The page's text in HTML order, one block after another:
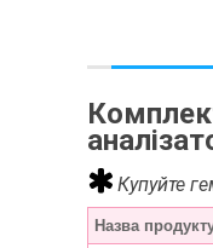
Купуйте
Назва